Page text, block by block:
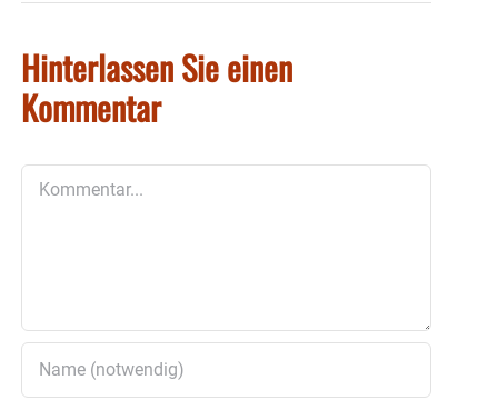
Hinterlassen Sie einen
Kommentar